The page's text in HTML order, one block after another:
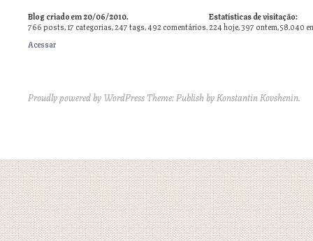
Blog criado em 20/06/2010.
766posts,17 categorias,247tags,492comentários.
Estatísticas de visitação:
224 hoje, 397 ontem, 58.040
Acessar
Proudly powered by WordPress Theme: Publish byKonstantin Kovshenin.